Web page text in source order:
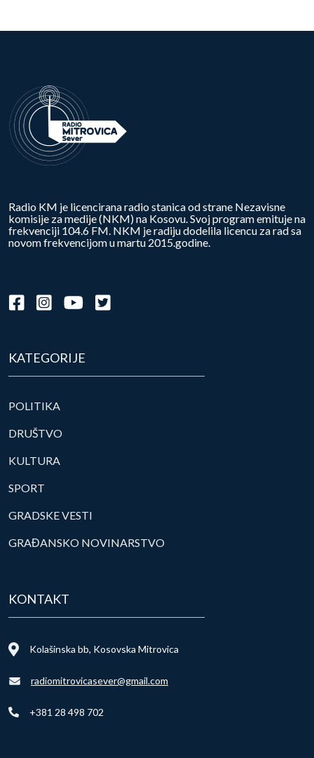
Radio KM je licencirana radio stanica od strane Nezavisne
komisije za medije (NKM) na Kosovu. Svoj program emituje na
frekvenciji 104.6 FM. NKM je radiju dodelila licencu za rad sa
novom frekvencijom u martu 2015.godine.
KATEGORIJE
POLITIKA
DRUŠTVO
KULTURA
SPORT
GRADSKE VESTI
GRAĐANSKO NOVINARSTVO
KONTAKT
Kolašinska bb, Kosovska Mitrovica
radiomitrovicasever@gmail.com
+381 28 498 702